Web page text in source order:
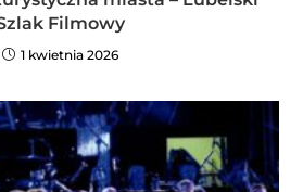
Filmowy
1 kwietnia 2026